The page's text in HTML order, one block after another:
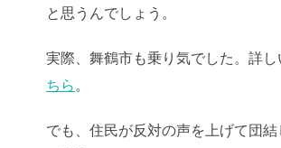
と思うんでしょう。
実際、舞鶴市も乗り気でした。詳し
ちら 。
でも、住民が反対の声を上げて団結